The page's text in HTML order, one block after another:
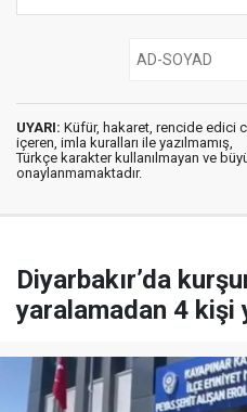
UYARI: Küfür, hakaret, rencide edici
içeren, imla kuralları ile yazılmamış,
Türkçe karakter kullanılmayan ve
onaylanmamaktadır.
Diyarbakır’da
yaralamadan 4 kişi